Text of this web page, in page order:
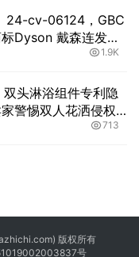
cv-06124，GBC
Dyson 戴森连发两
1.9K
头淋浴组件专利隐
警惕双人花洒侵权
713
版权所有
号